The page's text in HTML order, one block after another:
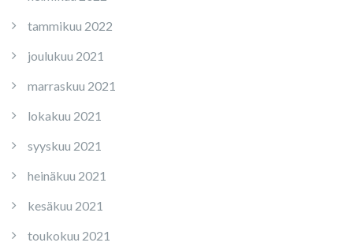
tammikuu 2022
joulukuu 2021
marraskuu 2021
lokakuu 2021
syyskuu 2021
heinäkuu 2021
kesäkuu 2021
toukokuu 2021